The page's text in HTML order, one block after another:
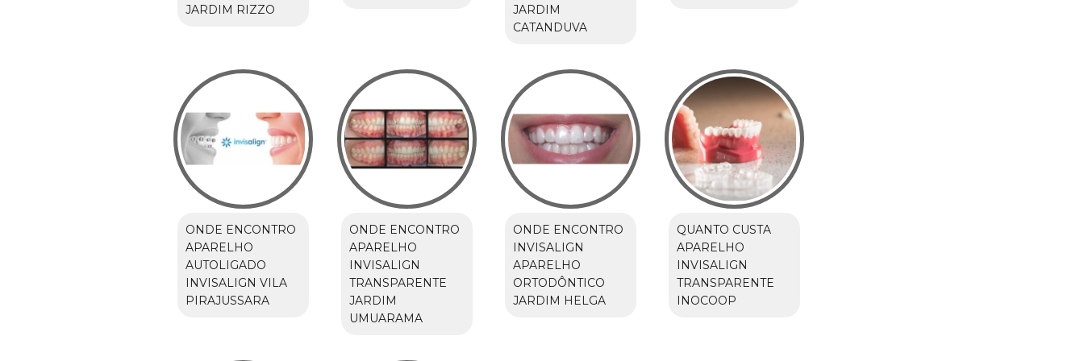
JARDIM RIZZO
JARDIM
CATANDUVA
ONDE ENCONTRO
APARELHO
AUTOLIGADO
INVISALIGN VILA
PIRAJUSSARA
ONDE ENCONTRO
APARELHO
INVISALIGN
TRANSPARENTE
JARDIM
UMUARAMA
ONDE ENCONTRO
INVISALIGN
APARELHO
ORTODÔNTICO
JARDIM HELGA
QUANTO CUSTA
APARELHO
INVISALIGN
TRANSPARENTE
INOCOOP